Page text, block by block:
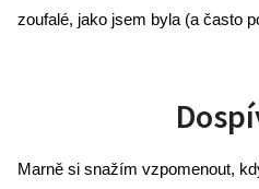
zoufalé, jako jsem byla (a často
Marně si snažím vzpomenout,